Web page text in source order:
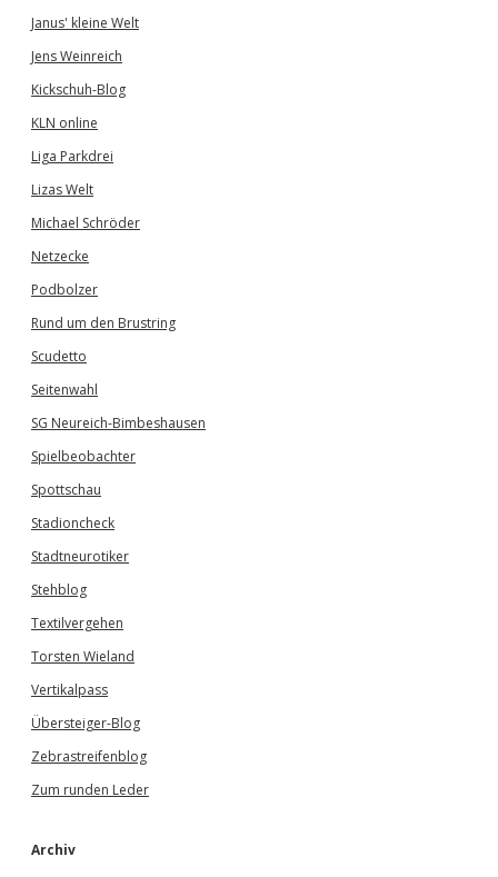
Janus' kleine Welt
Jens Weinreich
Kickschuh-Blog
KLN online
Liga Parkdrei
Lizas Welt
Michael Schröder
Netzecke
Podbolzer
Rund um den Brustring
Scudetto
Seitenwahl
SG Neureich-Bimbeshausen
Spielbeobachter
Spottschau
Stadioncheck
Stadtneurotiker
Stehblog
Textilvergehen
Torsten Wieland
Vertikalpass
Übersteiger-Blog
Zebrastreifenblog
Zum runden Leder
Archiv